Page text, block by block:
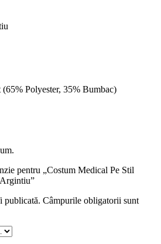
(65% Polyester, 35% Bumbac)
pentru „Costum Medical Pe Stil
publicată. Câmpurile obligatorii sunt